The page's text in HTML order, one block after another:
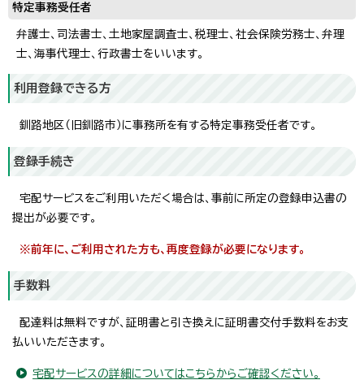
特定事務受任者
弁護士、司法書士、土地家屋調査士、税理士、社会保険労務士、弁理
士、海事代理士、行政書士をいいます。
利用登録できる方
釧路地区（旧釧路市）に事務所を有する特定事務受任者です。
登録手続き
宅配サービスをご利用いただく場合は、事前に所定の登録申込書の
提出が必要です。
※前年に、ご利用された方も、再度登録が必要になります。
手数料
配達料は無料ですが、証明書と引き換えに証明書交付手数料をお支
払いいただきます。
宅配サービスの詳細についてはこちらからご確認ください。